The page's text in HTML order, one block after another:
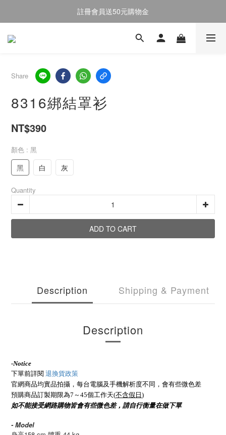
註冊會員送50元購物金
註冊會員送50元購物金
全館消費滿$2000即享免運
Share
8316綁結罩衫
NT$390
顏色 : 黑
黑 白 灰
Quantity
ADD TO CART
Description Shipping & Payment
Description
-Notice
下單前詳閱 退換貨政策
官網商品均實品拍攝，每台電腦及手機解析度不同，會有些微色差
預購商品訂製期限為7～45個工作天(不含假日 )
如不能接受網路購物皆會有些微色差，請自行衡量在做下單
- Model